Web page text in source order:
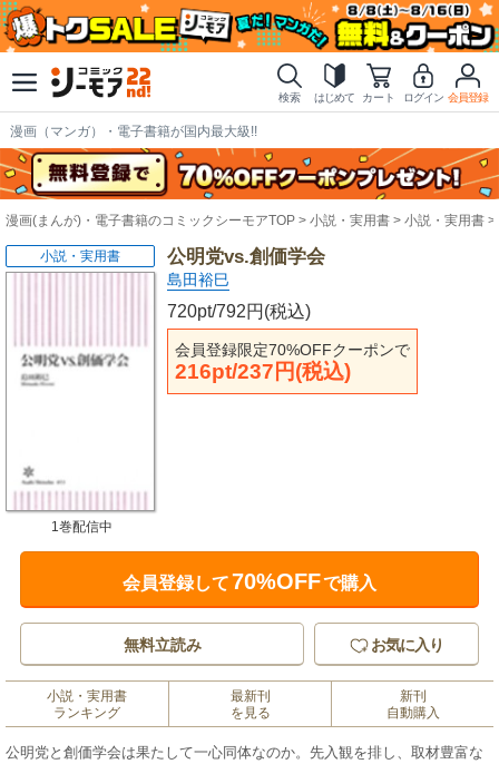
検索 はじめて カート ログイン 会員登録
漫画（マンガ）・電子書籍が国内最大級!!
漫画(まんが)・電子書籍のコミックシーモアTOP 小説・実用書 小説・実用書
公明党vs.創価学会
島田裕巳
720pt/792円(税込)
会員登録限定70%OFFクーポンで
216pt/237円(税込)
小説・実用書
1巻配信中
会員登録して70%OFFで購入
無料立読み お気に入り
小説・実用書
ランキング
最新刊
を見る
新刊
自動購入
公明党と創価学会は果たして一心同体なのか。先入観を排し、取材豊富な